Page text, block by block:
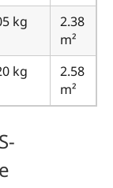
kg
2.38
m²
kg
2.58
m²